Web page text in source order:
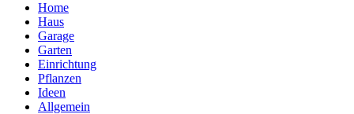
Home
Haus
Garage
Garten
Einrichtung
Pflanzen
Ideen
Allgemein